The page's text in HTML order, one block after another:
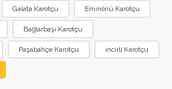
Galata Karotçu Eminönü Karotçu
Bağlarbaşı Karotçu
Paşabahçe Karotçu incirli Karotçu